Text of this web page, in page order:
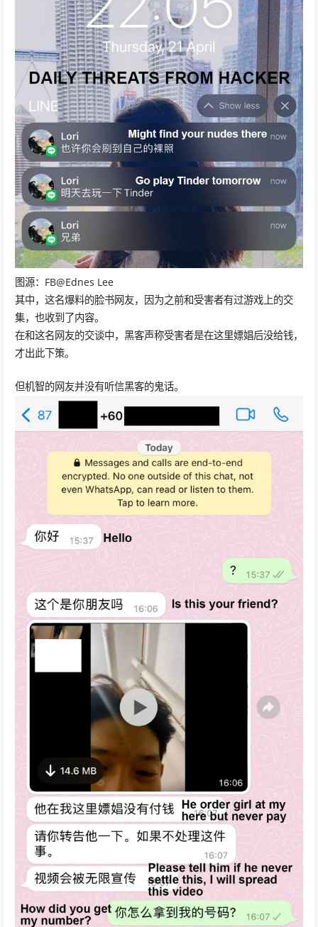
图源：FB@Ednes Lee
其中，这名爆料的脸书网友，因为之前和受害者有过游戏上的交
集，也收到了内容。
在和这名网友的交谈中，黑客声称受害者是在这里嫖娼后没给钱，
才出此下策。
但机智的网友并没有听信黑客的鬼话。